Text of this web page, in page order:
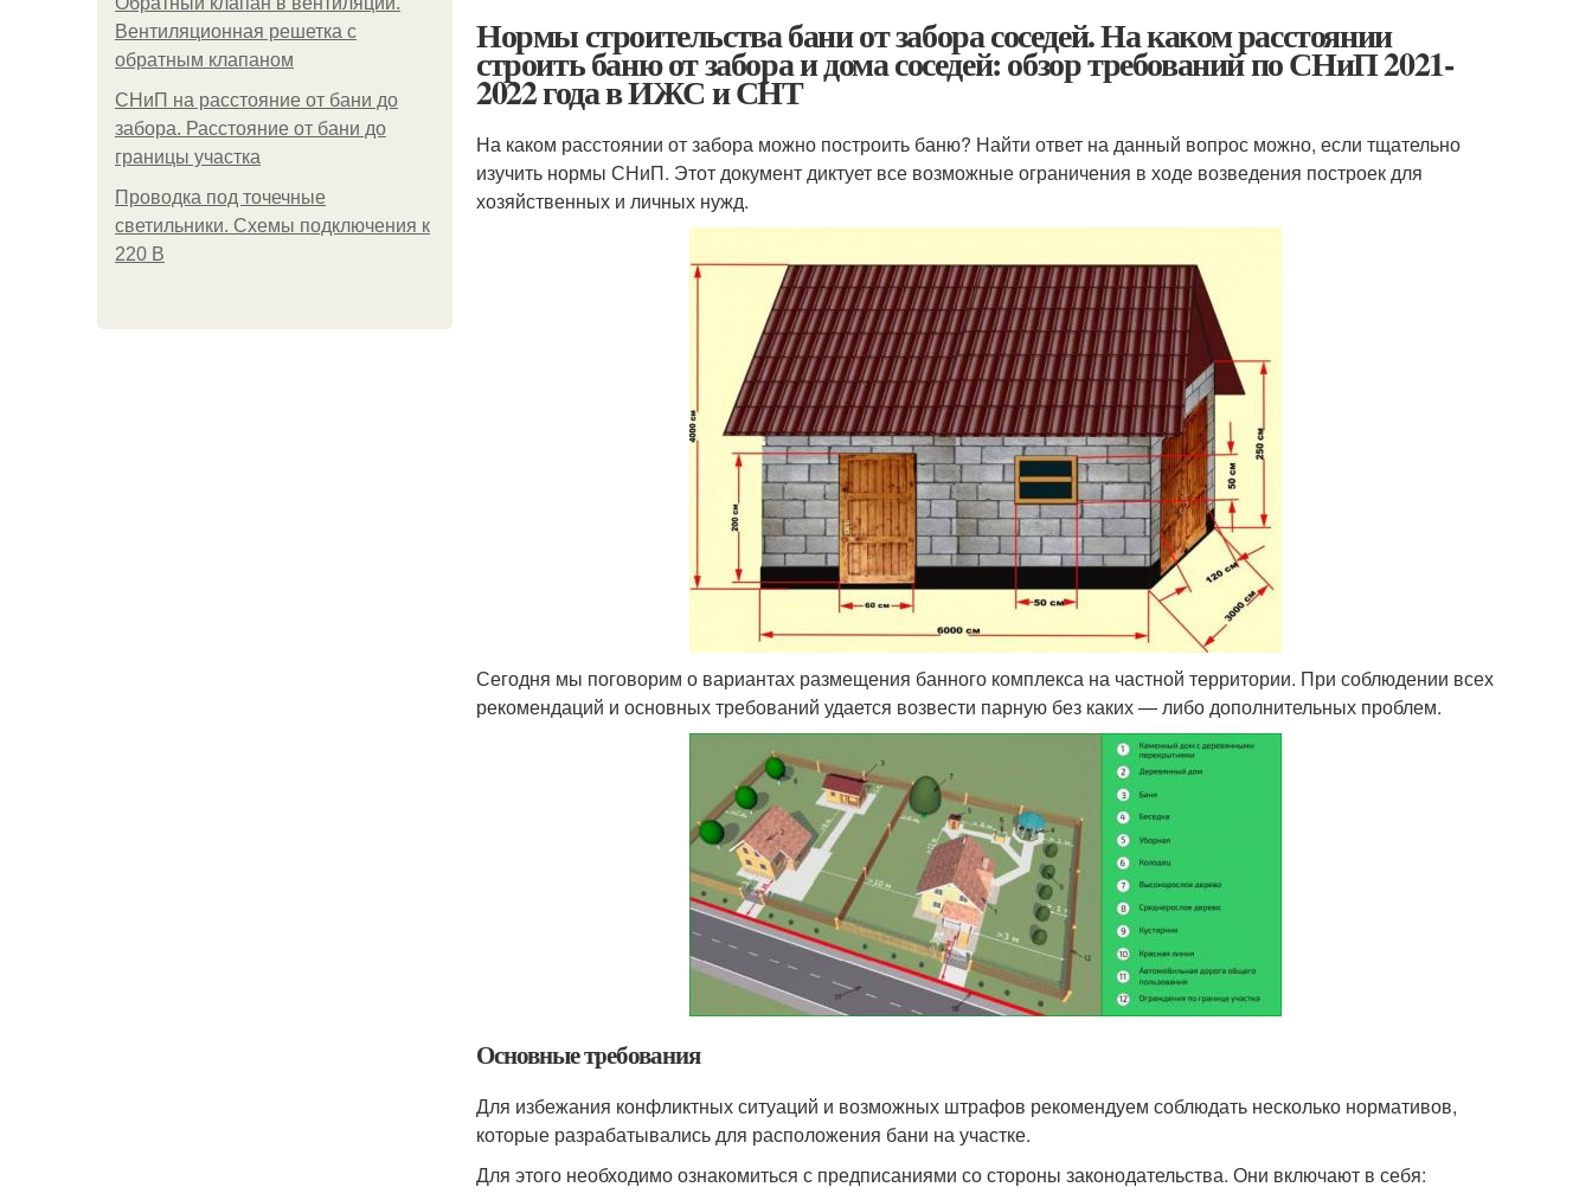
Вентиляционная решетка с
обратным клапаном
СНиП на расстояние от бани до
забора. Расстояние от бани до
границы участка
Проводка под точечные
светильники. Схемы подключения к
220 В
Нормы строительства бани от забора соседей. На каком расстоянии
строить баню от забора и дома соседей: обзор требований по СНиП 2021-
2022 года в ИЖС и СНТ
На каком расстоянии от забора можно построить баню? Найти ответ на данный вопрос можно, если тщательно
изучить нормы СНиП. Этот документ диктует все возможные ограничения в ходе возведения построек для
хозяйственных и личных нужд.
Сегодня мы поговорим о вариантах размещения банного комплекса на частной территории. При соблюдении всех
рекомендаций и основных требований удается возвести парную без каких — либо дополнительных проблем.
Основные требования
Для избежания конфликтных ситуаций и возможных штрафов рекомендуем соблюдать несколько нормативов,
которые разрабатывались для расположения бани на участке.
Для этого необходимо ознакомиться с предписаниями со стороны законодательства. Они включают в себя: